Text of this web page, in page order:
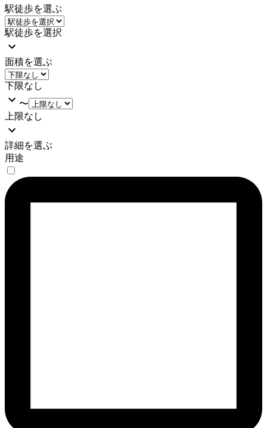
駅徒歩を選ぶ
駅徒歩を選択
面積を選ぶ
下限なし
〜
上限なし
詳細を選ぶ
用途